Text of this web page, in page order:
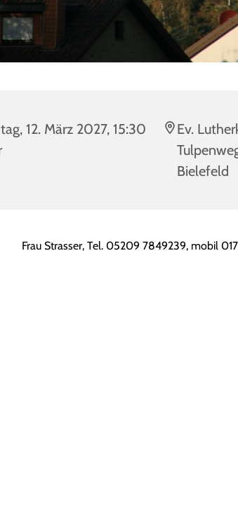
12. März 2027, 15:30
Ev.
Bielefeld
Frau Strasser, Tel. 05209 7849239, mobil